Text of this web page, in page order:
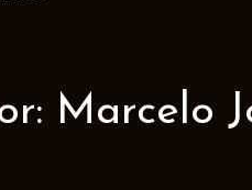
Marcelo